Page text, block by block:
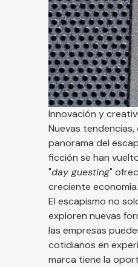
Innovación y
Nuevas
panorama del
ficción se han
"day guesting"
creciente economía.
El escapismo no
exploren nuevas
las empresas
cotidianos en
marca tiene la